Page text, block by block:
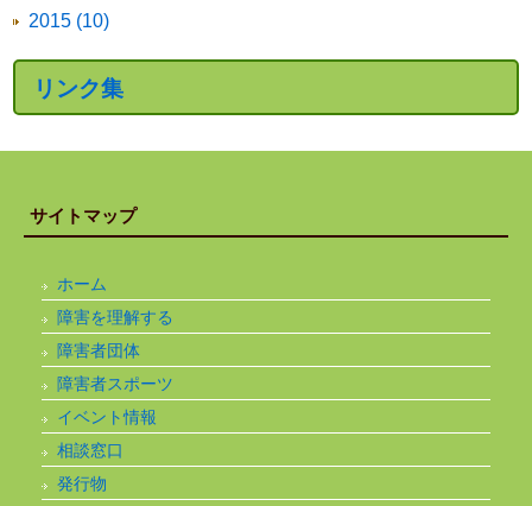
2015 (10)
リンク集
サイトマップ
ホーム
障害を理解する
障害者団体
障害者スポーツ
イベント情報
相談窓口
発行物